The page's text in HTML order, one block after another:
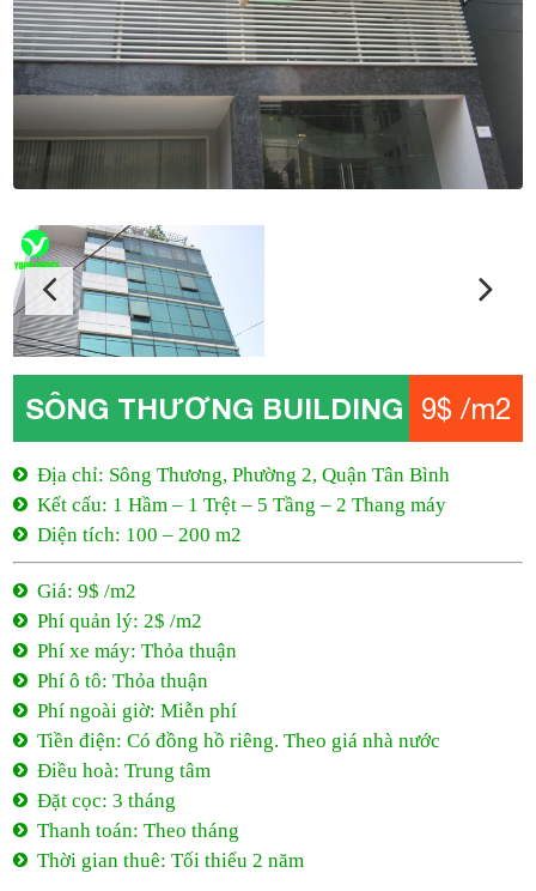
SÔNG THƯƠNG BUILDING 9$ /m2
Địa chỉ: Sông Thương, Phường 2, Quận Tân Bình
Kết cấu: 1 Hầm – 1 Trệt – 5 Tầng – 2 Thang máy
Diện tích: 100 – 200 m2
Giá: 9$ /m2
Phí quản lý: 2$ /m2
Phí xe máy: Thỏa thuận
Phí ô tô: Thỏa thuận
Phí ngoài giờ: Miễn phí
Tiền điện: Có đồng hồ riêng. Theo giá nhà nước
Điều hoà: Trung tâm
Đặt cọc: 3 tháng
Thanh toán: Theo tháng
Thời gian thuê: Tối thiểu 2 năm